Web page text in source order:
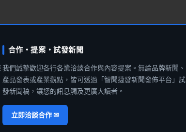
合作・提案・試發新聞
我們誠摯歡迎各行各業洽談合作與內容提案。無論品牌新聞、
產品發表或產業觀點，皆可透過「智聞捷發新聞發佈平台」試
發新聞稿，讓您的訊息觸及更廣大讀者。
立即洽談合作 ✉